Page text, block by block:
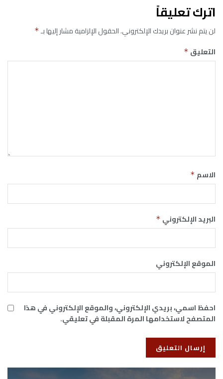
اترك تعليقاً
لن يتم نشر عنوان بريدك الإلكتروني.الحقول الإلزامية مشار إليها بـ*
التعليق *
الاسم *
البريد الإلكتروني *
الموقع الإلكتروني
احفظ اسمي، بريدي الإلكتروني، والموقع الإلكتروني في هذا
المتصفح لاستخدامها المرة المقبلة في تعليقي.